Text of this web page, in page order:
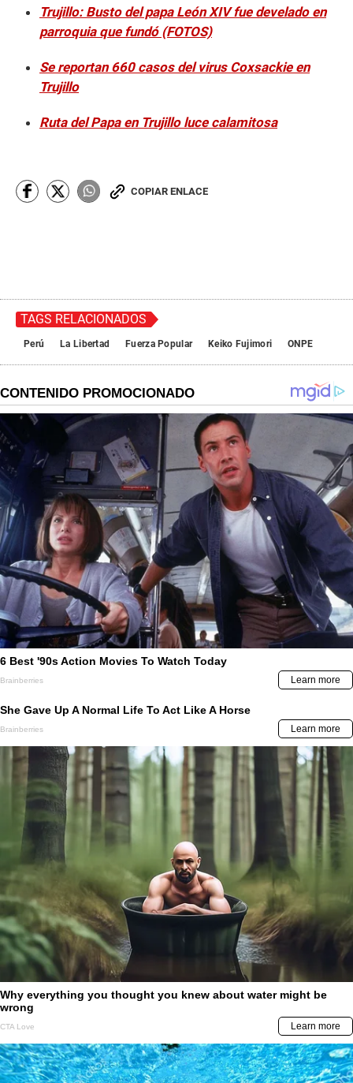
Trujillo: Busto del papa León XIV fue develado en
parroquia que fundó (FOTOS)
Se reportan 660 casos del virus Coxsackie en
Trujillo
Ruta del Papa en Trujillo luce calamitosa
COPIAR ENLACE
TAGS RELACIONADOS
Perú La Libertad Fuerza Popular Keiko Fujimori ONPE